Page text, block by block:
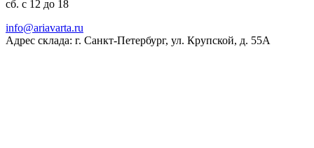
сб. с 12 до 18
ur.atravaira@ofni
Адрес склада: г. Санкт-Петербург, ул. Крупской, д. 55А